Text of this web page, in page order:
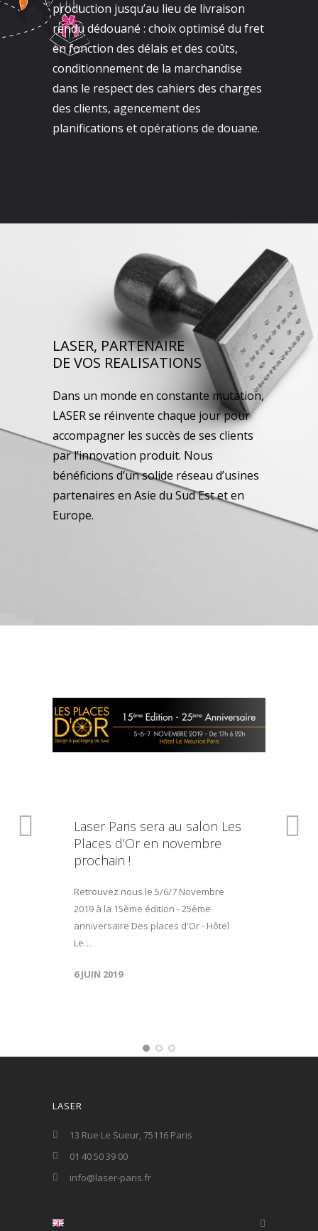
production jusqu’au lieu de livraison
rendu dédouané : choix optimisé du fret
en fonction des délais et des coûts,
conditionnement de la marchandise
dans le respect des cahiers des charges
des clients, agencement des
planifications et opérations de douane.
LASER, PARTENAIRE
DE VOS REALISATIONS
Dans un monde en constante mutation,
LASER se réinvente chaque jour pour
accompagner les succès de ses clients
par l’innovation produit. Nous
bénéficions d’un solide réseau d’usines
partenaires en Asie du Sud Est et en
Europe.
Laser Paris sera au salon Les
Places d’Or en novembre
prochain !
Retrouvez nous le 5/6/7 Novembre
2019 à la 15ème édition - 25ème
anniversaire Des places d'Or - Hôtel
Le…
6 JUIN 2019
LASER
13 Rue Le Sueur, 75116 Paris
01 40 50 39 00
info@laser-paris.fr